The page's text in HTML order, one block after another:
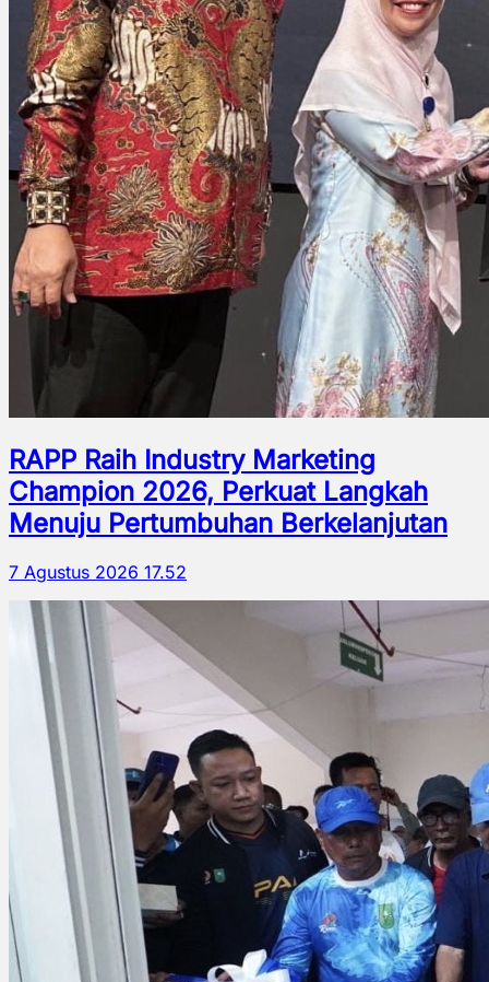
RAPP Raih Industry Marketing
Champion 2026, Perkuat Langkah
Menuju Pertumbuhan Berkelanjutan
7 Agustus 2026 17.52